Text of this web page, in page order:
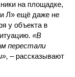
на площадке,
Л» ещё даже не
у объекта в
«В
перестали
, – рассказывают